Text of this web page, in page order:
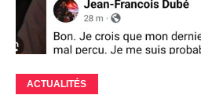
ACTUALITÉS